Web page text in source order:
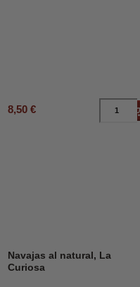
8,50 €
Navajas al natural, La
Curiosa